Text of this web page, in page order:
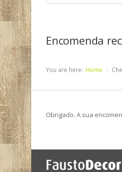
Encomenda
You are here: Home
Obrigado. A sua